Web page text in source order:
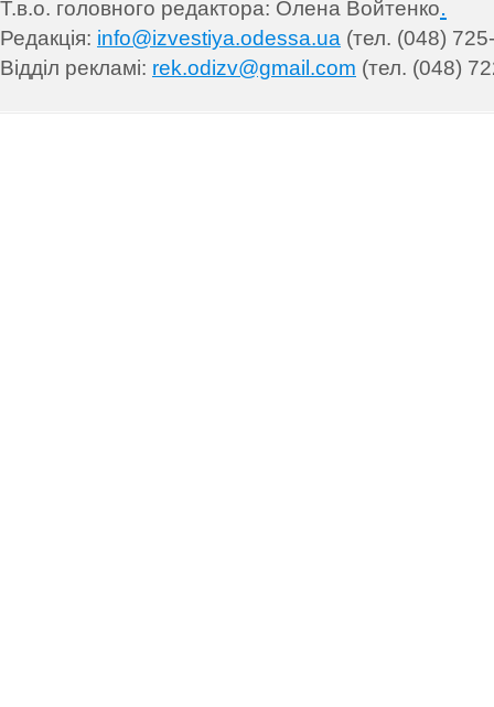
Т.в.о. головного редактора: Олена Войтенко.
Редакція: info@izvestiya.odessa.ua (тел. (048)
Відділ рекламі: rek.odizv@gmail.com (тел. (048)